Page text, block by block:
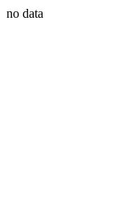
no data